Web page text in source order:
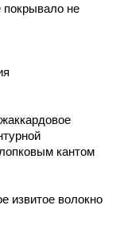
покрывало не
кантом
извитое волокно